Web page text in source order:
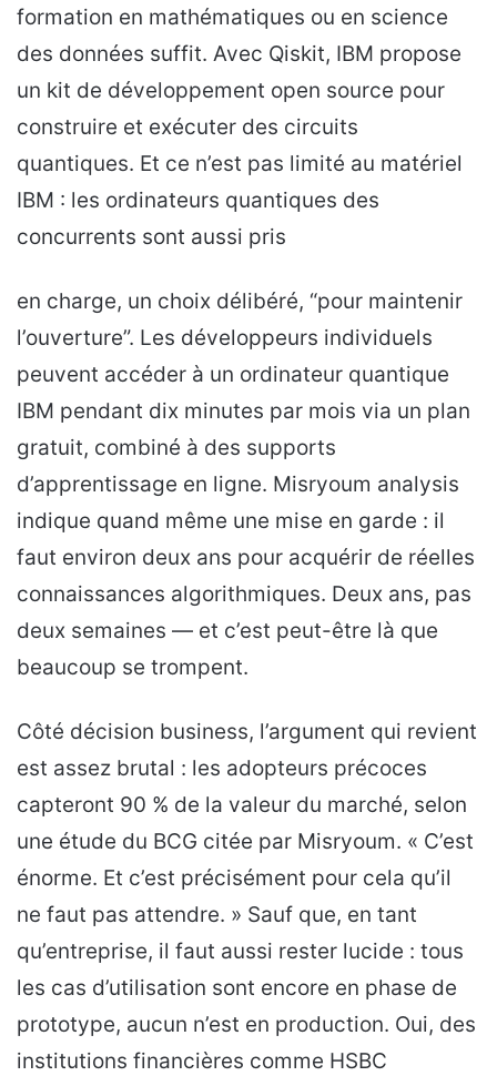
formation en mathématiques ou en science
des données suffit. Avec Qiskit, IBM propose
un kit de développement open source pour
construire et exécuter des circuits
quantiques. Et ce n’est pas limité au matériel
IBM : les ordinateurs quantiques des
concurrents sont aussi pris
en charge, un choix délibéré, “pour maintenir
l’ouverture”. Les développeurs individuels
peuvent accéder à un ordinateur quantique
IBM pendant dix minutes par mois via un plan
gratuit, combiné à des supports
d’apprentissage en ligne. Misryoum analysis
indique quand même une mise en garde : il
faut environ deux ans pour acquérir de réelles
connaissances algorithmiques. Deux ans, pas
deux semaines — et c’est peut-être là que
beaucoup se trompent.
Côté décision business, l’argument qui revient
est assez brutal : les adopteurs précoces
capteront 90 % de la valeur du marché, selon
une étude du BCG citée par Misryoum. « C’est
énorme. Et c’est précisément pour cela qu’il
ne faut pas attendre. » Sauf que, en tant
qu’entreprise, il faut aussi rester lucide : tous
les cas d’utilisation sont encore en phase de
prototype, aucun n’est en production. Oui, des
institutions financières comme HSBC